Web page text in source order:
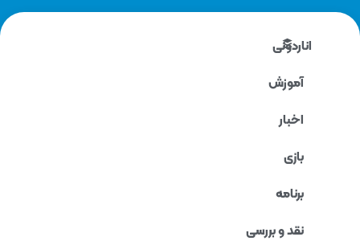
اناردونی
آموزش
برنامه
نقد و بررسی